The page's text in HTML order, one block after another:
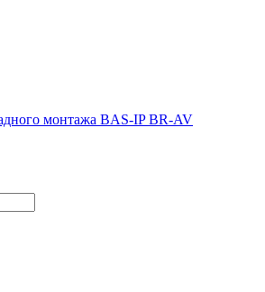
монтажа BAS-IP BR-AV